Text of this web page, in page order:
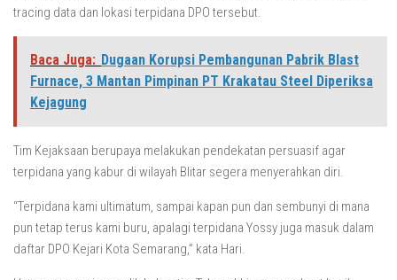
tracing data dan lokasi terpidana DPO tersebut.
Baca Juga: Dugaan Korupsi Pembangunan Pabrik Blast
Furnace, 3 Mantan Pimpinan PT Krakatau Steel Diperiksa
Kejagung
Tim Kejaksaan berupaya melakukan pendekatan persuasif agar
terpidana yang kabur di wilayah Blitar segera menyerahkan diri.
“Terpidana kami ultimatum, sampai kapan pun dan sembunyi di mana
pun tetap terus kami buru, apalagi terpidana Yossy juga masuk dalam
daftar DPO Kejari Kota Semarang,” kata Hari.